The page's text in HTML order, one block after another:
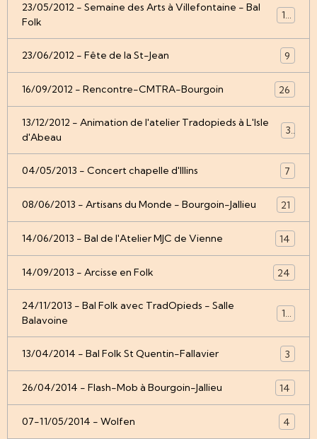
23/05/2012 - Semaine des Arts à Villefontaine - Bal
Folk
12
23/06/2012 - Fête de la St-Jean 9
16/09/2012 - Rencontre-CMTRA-Bourgoin 26
13/12/2012 - Animation de l'atelier Tradopieds à L'Isle
d'Abeau
3
04/05/2013 - Concert chapelle d'Illins 7
08/06/2013 - Artisans du Monde - Bourgoin-Jallieu 21
14/06/2013 - Bal de l'Atelier MJC de Vienne 14
14/09/2013 - Arcisse en Folk 24
24/11/2013 - Bal Folk avec TradOpieds - Salle
Balavoine
12
13/04/2014 - Bal Folk St Quentin-Fallavier 3
26/04/2014 - Flash-Mob à Bourgoin-Jallieu 14
07-11/05/2014 - Wolfen 4